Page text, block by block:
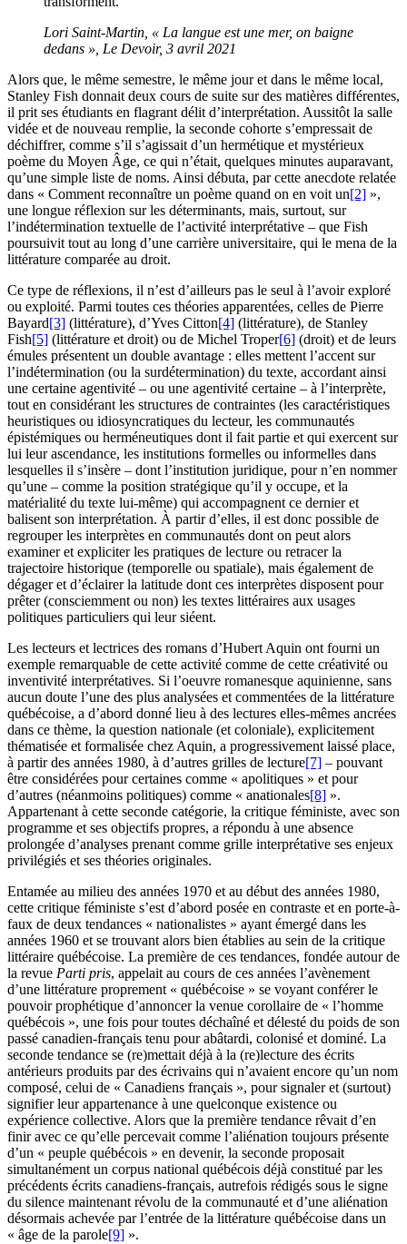
Lori Saint-Martin , « La langue est une mer, on baigne
dedans », Le Devoir, 3 avril 2021
Alors que, le même semestre, le même jour et dans le même local,
Stanley Fish donnait deux cours de suite sur des matières différentes,
il prit ses étudiants en flagrant délit d’interprétation. Aussitôt la salle
vidée et de nouveau remplie, la seconde cohorte s’empressait de
déchiffrer, comme s’il s’agissait d’un hermétique et mystérieux
poème du Moyen Âge, ce qui n’était, quelques minutes auparavant,
qu’une simple liste de noms. Ainsi débuta, par cette anecdote relatée
dans « Comment reconnaître un poème quand on en voit un[2] »,
une longue réflexion sur les déterminants, mais, surtout, sur
l’indétermination textuelle de l’activité interprétative – que Fish
poursuivit tout au long d’une carrière universitaire, qui le mena de la
littérature comparée au droit.
Ce type de réflexions, il n’est d’ailleurs pas le seul à l’avoir exploré
ou exploité. Parmi toutes ces théories apparentées, celles de Pierre
Bayard[3] (littérature), d’Yves Citton[4] (littérature), de Stanley
Fish[5] (littérature et droit) ou de Michel Troper[6] (droit) et de leurs
émules présentent un double avantage : elles mettent l’accent sur
l’indétermination (ou la surdétermination) du texte, accordant ainsi
une certaine agentivité – ou une agentivité certaine – à l’interprète,
tout en considérant les structures de contraintes (les caractéristiques
heuristiques ou idiosyncratiques du lecteur, les communautés
épistémiques ou herméneutiques dont il fait partie et qui exercent sur
lui leur ascendance, les institutions formelles ou informelles dans
lesquelles il s’insère – dont l’institution juridique, pour n’en nommer
qu’une – comme la position stratégique qu’il y occupe, et la
matérialité du texte lui-même) qui accompagnent ce dernier et
balisent son interprétation. À partir d’elles, il est donc possible de
regrouper les interprètes en communautés dont on peut alors
examiner et expliciter les pratiques de lecture ou retracer la
trajectoire historique (temporelle ou spatiale), mais également de
dégager et d’éclairer la latitude dont ces interprètes disposent pour
prêter (consciemment ou non) les textes littéraires aux usages
politiques particuliers qui leur siéent.
Les lecteurs et lectrices des romans d’Hubert Aquin ont fourni un
exemple remarquable de cette activité comme de cette créativité ou
inventivité interprétatives. Si l’oeuvre romanesque aquinienne, sans
aucun doute l’une des plus analysées et commentées de la littérature
québécoise, a d’abord donné lieu à des lectures elles-mêmes ancrées
dans ce thème, la question nationale (et coloniale), explicitement
thématisée et formalisée chez Aquin, a progressivement laissé place,
à partir des années 1980, à d’autres grilles de lecture[7] – pouvant
être considérées pour certaines comme « apolitiques » et pour
d’autres (néanmoins politiques) comme « anationales[8] ».
Appartenant à cette seconde catégorie, la critique féministe, avec son
programme et ses objectifs propres, a répondu à une absence
prolongée d’analyses prenant comme grille interprétative ses enjeux
privilégiés et ses théories originales.
Entamée au milieu des années 1970 et au début des années 1980,
cette critique féministe s’est d’abord posée en contraste et en porte-à-
faux de deux tendances « nationalistes » ayant émergé dans les
années 1960 et se trouvant alors bien établies au sein de la critique
littéraire québécoise. La première de ces tendances, fondée autour de
la revue Parti pris, appelait au cours de ces années l’avènement
d’une littérature proprement « québécoise » se voyant conférer le
pouvoir prophétique d’annoncer la venue corollaire de « l’homme
québécois », une fois pour toutes déchaîné et délesté du poids de son
passé canadien-français tenu pour abâtardi, colonisé et dominé. La
seconde tendance se (re)mettait déjà à la (re)lecture des écrits
antérieurs produits par des écrivains qui n’avaient encore qu’un nom
composé, celui de « Canadiens français », pour signaler et (surtout)
signifier leur appartenance à une quelconque existence ou
expérience collective. Alors que la première tendance rêvait d’en
finir avec ce qu’elle percevait comme l’aliénation toujours présente
d’un « peuple québécois » en devenir, la seconde proposait
simultanément un corpus national québécois déjà constitué par les
précédents écrits canadiens-français, autrefois rédigés sous le signe
du silence maintenant révolu de la communauté et d’une aliénation
désormais achevée par l’entrée de la littérature québécoise dans un
« âge de la parole[9] ».